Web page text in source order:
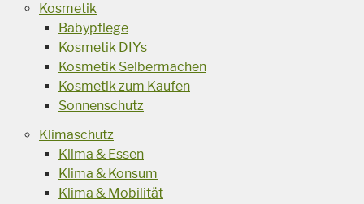
Kosmetik
Babypflege
Kosmetik DIYs
Kosmetik Selbermachen
Kosmetik zum Kaufen
Sonnenschutz
Klimaschutz
Klima & Essen
Klima & Konsum
Klima & Mobilität